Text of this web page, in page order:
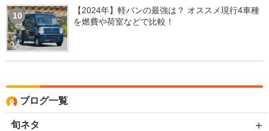
10
【2024年】軽バンの最強は？ オススメ現行4車種
を燃費や荷室などで比較！
ブログ一覧
旬ネタ